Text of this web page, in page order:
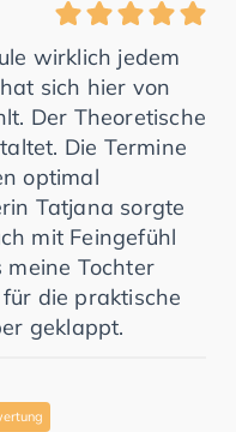
wirklich jedem
sich hier von
Der Theoretische
Die Termine
optimal
Tatjana sorgte
mit Feingefühl
Tochter
die praktische
geklappt.